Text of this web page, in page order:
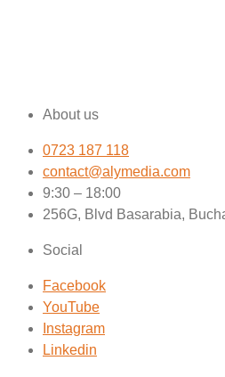
About us
0723 187 118
contact@alymedia.com
9:30 – 18:00
256G, Blvd Basarabia,
Social
Facebook
YouTube
Instagram
Linkedin